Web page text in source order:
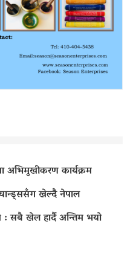
अभिमुखीकरण कार्यक्रम
खेल्दै नेपाल
सबै खेल हार्दै अन्तिम भयो